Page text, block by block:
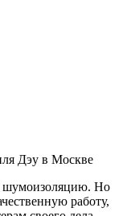
шумоизоляцию. Но
работу,